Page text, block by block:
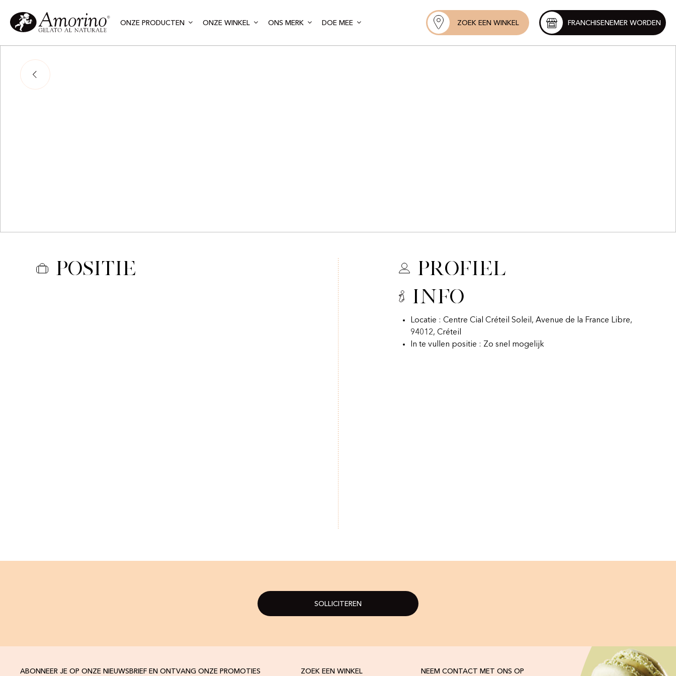
ONZE PRODUCTEN ONZE WINKEL ONS MERK DOE MEE ZOEK EEN WINKEL FRANCHISENEMER WORDEN
Positie
Profiel
Info
Locatie : Centre Cial Créteil Soleil, Avenue de la France Libre,
94012, Créteil
In te vullen positie : Zo snel mogelijk
SOLLICITEREN
ABONNEER JE OP ONZE NIEUWSBRIEF EN ONTVANG ONZE PROMOTIES ZOEK EEN WINKEL NEEM CONTACT MET ONS OP